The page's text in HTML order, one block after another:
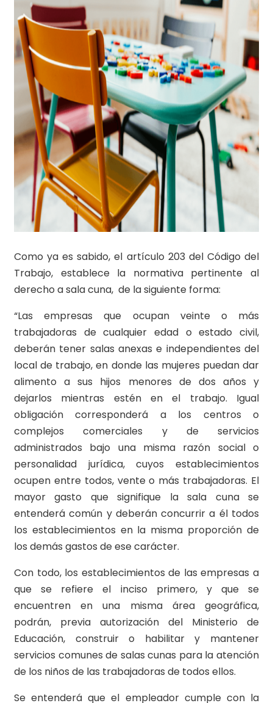
Como ya es sabido, el artículo 203 del Código del
Trabajo, establece la normativa pertinente al
derecho a sala cuna, de la siguiente forma:
“Las empresas que ocupan veinte o más
trabajadoras de cualquier edad o estado civil,
deberán tener salas anexas e independientes del
local de trabajo, en donde las mujeres puedan dar
alimento a sus hijos menores de dos años y
dejarlos mientras estén en el trabajo. Igual
obligación corresponderá a los centros o
complejos comerciales y de servicios
administrados bajo una misma razón social o
personalidad jurídica, cuyos establecimientos
ocupen entre todos, vente o más trabajadoras. El
mayor gasto que signifique la sala cuna se
entenderá común y deberán concurrir a él todos
los establecimientos en la misma proporción de
los demás gastos de ese carácter.
Con todo, los establecimientos de las empresas a
que se refiere el inciso primero, y que se
encuentren en una misma área geográfica,
podrán, previa autorización del Ministerio de
Educación, construir o habilitar y mantener
servicios comunes de salas cunas para la atención
de los niños de las trabajadoras de todos ellos.
Se entenderá que el empleador cumple con la